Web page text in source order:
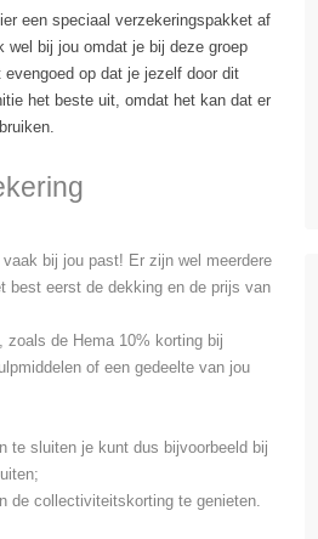
een speciaal verzekeringspakket af
bij jou omdat je bij deze groep
op dat je jezelf door dit
het beste uit, omdat het kan dat er
bij jou past! Er zijn wel meerdere
best eerst de dekking en de prijs van
zoals de Hema 10% korting bij
of een gedeelte van jou
te sluiten je kunt dus bijvoorbeeld bij
de collectiviteitskorting te genieten.